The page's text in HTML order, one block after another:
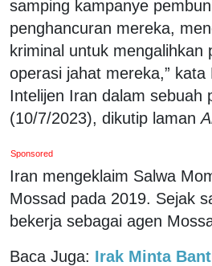
samping kampanye
penghancuran mereka,
kriminal untuk mengalihkan
operasi jahat mereka,” kata
Intelijen Iran dalam sebuah
(10/7/2023), dikutip laman
Sponsored
Iran mengeklaim Salwa
Mossad pada 2019. Sejak
bekerja sebagai agen
Baca Juga: Irak Minta